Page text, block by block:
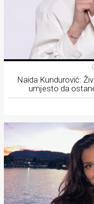
Naida Kundurović:
umjesto da